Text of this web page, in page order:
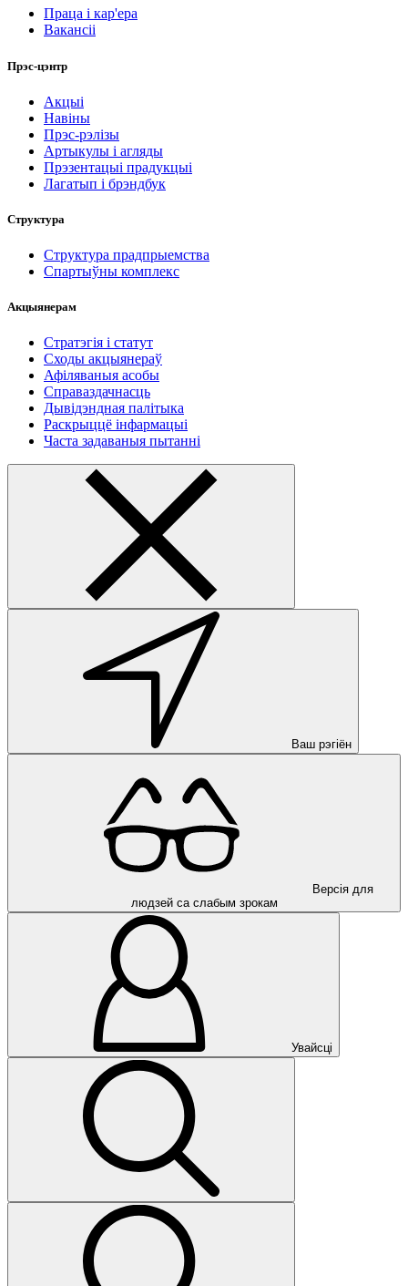
Праца і кар'ера
Вакансіі
Прэс-цэнтр
Акцыі
Навіны
Прэс-рэлізы
Артыкулы і агляды
Прэзентацыі прадукцыі
Лагатып і брэндбук
Структура
Структура прадпрыемства
Спартыўны комплекс
Акцыянерам
Стратэгія і статут
Сходы акцыянераў
Афіляваныя асобы
Справаздачнасць
Дывідэндная палітыка
Раскрыццё інфармацыі
Часта задаваныя пытанні
Ваш рэгіён
Версія для
людзей са слабым зрокам
Увайсці